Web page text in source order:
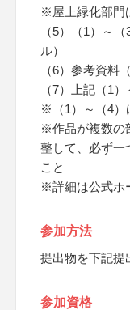
※屋上緑化部門
（5）（1）～
ル）
（6）参考資料
（7）上記（1
※（1）～（4）
※作品が複数の
整して、必ず一
こと
※詳細は公式ホ
参加方法
提出物を下記提
参加資格